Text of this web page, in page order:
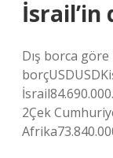
İsrail’in
Dış borca
2Çek